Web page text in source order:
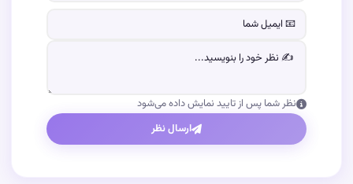
نظر شما پس از تایید نمایش داده می‌شود
ارسال نظر